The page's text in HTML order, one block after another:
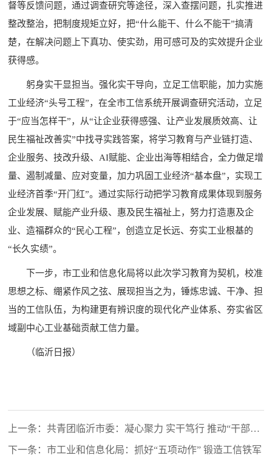
督等反馈问题，通过调查研究等途径，深入查摆问题，扎实推进
整改整治，把制度规矩立好，把“什么能干、什么不能干”搞清
楚，在解决问题上下真功、使实劲，用可感可及的实效提升企业
获得感。
躬身实干显担当。强化实干导向，立足工信职能，加力实施
工业经济“头号工程”，在全市工信系统开展调查研究活动，立足
于“应当怎样干”，从“让企业获得感强、让产业发展质效高、让
民生福祉改善实”中找寻实践答案，将学习教育与产业链打造、
企业服务、技改升级、AI赋能、企业出海等相结合，全力做足增
量、遏制减量、应对变量，加力巩固工业经济“基本盘”，实现工
业经济首季“开门红”。通过实际行动把学习教育成果体现到服务
企业发展、赋能产业升级、惠及民生福祉上，努力打造惠及企
业、造福群众的“民心工程”，创造立足长远、夯实工业根基的
“长久实绩”。
下一步，市工业和信息化局将以此次学习教育为契机，校准
思想之标、绷紧作风之弦、展现担当之为，锤炼忠诚、干净、担
当的工信队伍，为构建更有辨识度的现代化产业体系、夯实省区
域副中心工业基础贡献工信力量。
（临沂日报）
上一条：共青团临沂市委：凝心聚力 实干笃行 推动“干部作
下一条：市工业和信息化局：抓好“五项动作” 锻造工信铁军